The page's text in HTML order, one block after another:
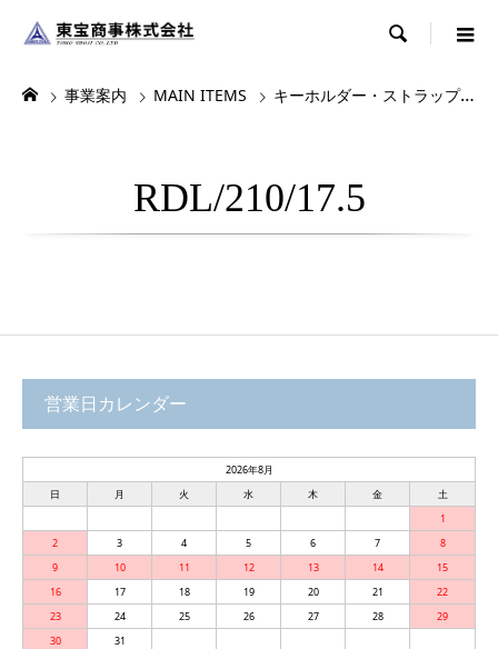

事業案内 MAIN ITEMS キーホルダー・ストラップ・根付
RDL/210/17.5
営業日カレンダー
2026年8月
日
月 火 水 木 金
土
1
2
3 4 5 6 7
8
9
10 11 12 13 14
15
16
17 18 19 20 21
22
23
24 25 26 27 28
29
30
31